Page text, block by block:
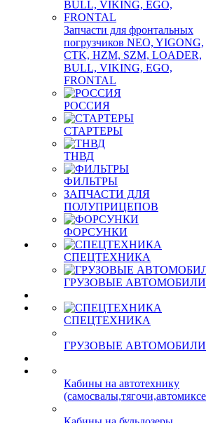
Запчасти для фронтальных
погрузчиков NEO, YIGONG,
CTK, HZM, SZM, LOADER,
BULL, VIKING, EGO,
FRONTAL
РОССИЯ
СТАРТЕРЫ
ТНВД
ФИЛЬТРЫ
ЗАПЧАСТИ ДЛЯ
ПОЛУПРИЦЕПОВ
ФОРСУНКИ
СПЕЦТЕХНИКА
ГРУЗОВЫЕ АВТОМОБИЛИ
СПЕЦТЕХНИКА
ГРУЗОВЫЕ АВТОМОБИЛИ
Кабины на автотехнику